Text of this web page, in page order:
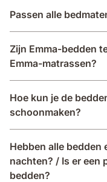
Passen alle
Zijn Emma-bedden
Emma-matrassen?
Hoe kun je de
schoonmaken?
Hebben alle bedden
nachten? / Is er een
bedden?